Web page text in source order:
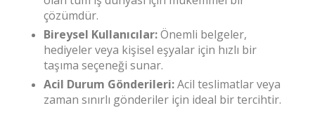
çözümdür.
Bireysel Kullanıcılar:Önemli belgeler,
hediyeler veya kişisel eşyalar için hızlı bir
taşıma seçeneği sunar.
Acil Durum Gönderileri:Acil teslimatlar veya
zaman sınırlı gönderiler için ideal bir tercihtir.